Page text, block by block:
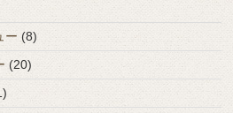
ー (8)
(20)